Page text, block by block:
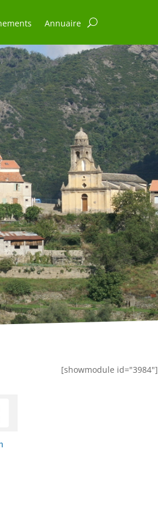
Annuaire
[showmodule id="3984"]